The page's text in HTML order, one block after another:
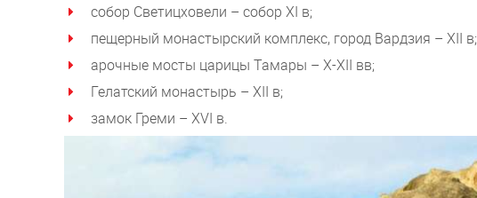
собор Светицховели – собор XI в;
пещерный монастырский комплекс, город Вардзия – XII в;
арочные мосты царицы Тамары – X-XII вв;
Гелатский монастырь – XII в;
замок Греми – XVI в.